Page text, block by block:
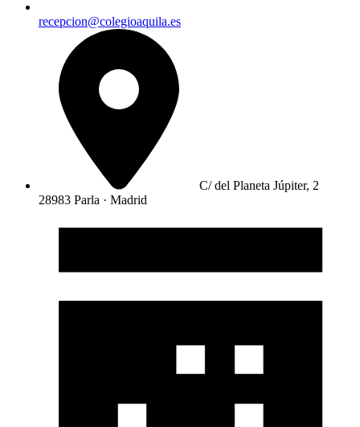
recepcion@colegioaquila.es
C/ del Planeta Júpiter, 2
28983 Parla · Madrid